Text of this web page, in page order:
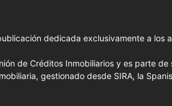
dedicada exclusivamente a los
de Créditos Inmobiliarios y es parte
gestionado desde SIRA, la